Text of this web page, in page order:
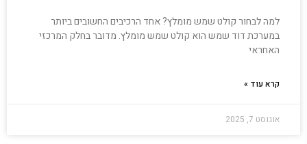
למה לבחור קולט שמש מומלץ? אחד הרכיבים החשובים ביותר
במערכת דוד שמש הוא קולט שמש מומלץ. מדובר בחלק המרכזי
האחראי
קרא עוד »
אוגוסט 7, 2025